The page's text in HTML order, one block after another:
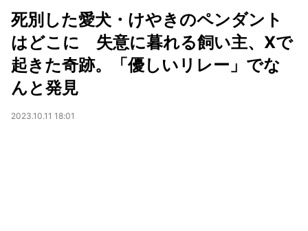
死別した愛犬・けやきのペンダント
はどこに 失意に暮れる飼い主、Xで
起きた奇跡。「優しいリレー」でな
んと発見
2023.10.11 18:01